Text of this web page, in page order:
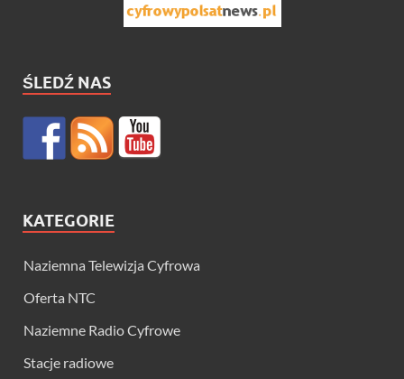
ŚLEDŹ NAS
KATEGORIE
Naziemna Telewizja Cyfrowa
Oferta NTC
Naziemne Radio Cyfrowe
Stacje radiowe